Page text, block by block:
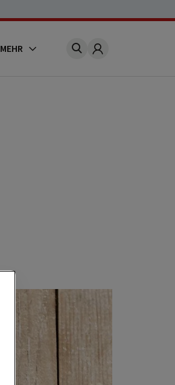
MEHR Account